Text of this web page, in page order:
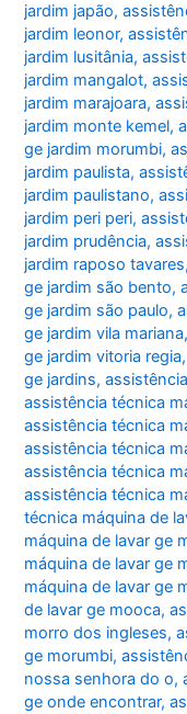
jardim japão,
jardim leonor,
jardim lusitânia,
jardim mangalot,
jardim marajoara,
jardim monte kemel,
ge jardim morumbi,
jardim paulista,
jardim paulistano,
jardim peri peri,
jardim prudência,
jardim raposo tavares
ge jardim são bento,
ge jardim são paulo,
ge jardim vila mariana
ge jardim vitoria regia
ge jardins,
assistência técnica
assistência técnica
assistência técnica
assistência técnica
assistência técnica
técnica máquina de
máquina de lavar ge
máquina de lavar ge
máquina de lavar ge
de lavar ge mooca,
morro dos ingleses,
ge morumbi,
nossa senhora do o,
ge onde encontrar,